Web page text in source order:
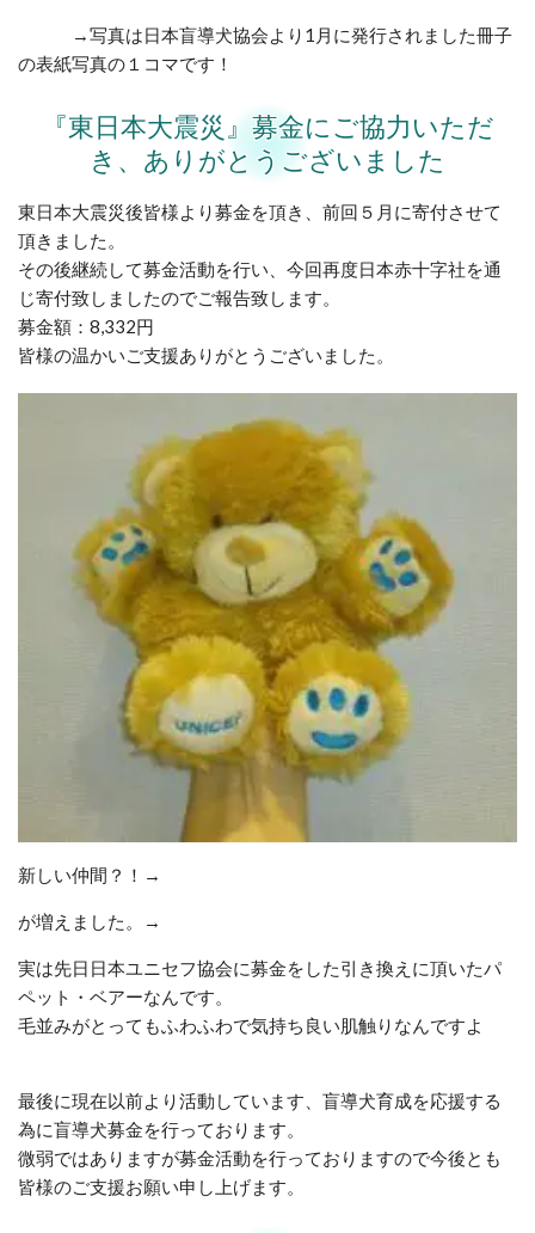
→写真は日本盲導犬協会より1月に発行されました冊子
の表紙写真の１コマです！
『東日本大震災』募金にご協力いただ
き、ありがとうございました
東日本大震災後皆様より募金を頂き、前回５月に寄付させて
頂きました。
その後継続して募金活動を行い、今回再度日本赤十字社を通
じ寄付致しましたのでご報告致します。
募金額：8,332円
皆様の温かいご支援ありがとうございました。
新しい仲間？！→
が増えました。→
実は先日日本ユニセフ協会に募金をした引き換えに頂いたパ
ペット・ベアーなんです。
毛並みがとってもふわふわで気持ち良い肌触りなんですよ
最後に現在以前より活動しています、盲導犬育成を応援する
為に盲導犬募金を行っております。
微弱ではありますが募金活動を行っておりますので今後とも
皆様のご支援お願い申し上げます。